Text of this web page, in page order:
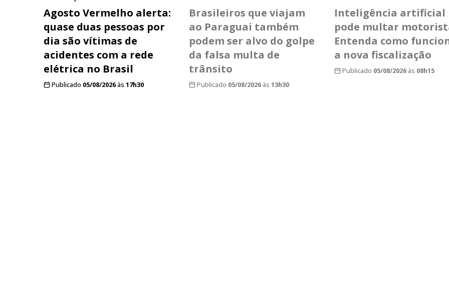
Agosto Vermelho alerta:
quase duas pessoas por
dia são vítimas de
acidentes com a rede
elétrica no Brasil
Publicado 05/08/2026às 17h30
Brasileiros que viajam
ao Paraguai também
podem ser alvo do golpe
da falsa multa de
trânsito
Publicado 05/08/2026às 13h30
Inteligência artificial
pode multar
Entenda como
a nova fiscalização
Publicado 05/08/2026às 08h15